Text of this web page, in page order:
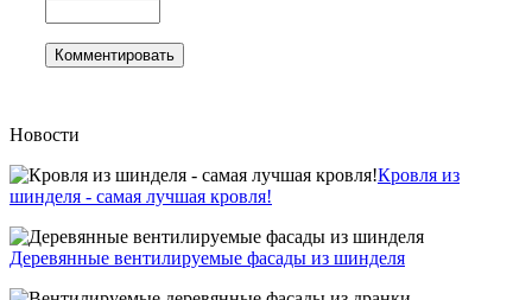
Новости
Кровля из
шинделя - самая лучшая кровля!
Деревянные вентилируемые фасады из шинделя